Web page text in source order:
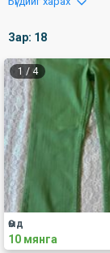
Зар: 18
1 / 4
Өмд
10 мянга